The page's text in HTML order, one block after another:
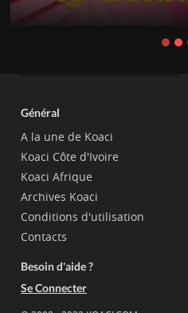
Général
A la une de Koaci
Koaci Côte d'Ivoire
Koaci Afrique
Archives Koaci
Conditions d'utilisation
Contacts
Besoin d'aide ?
Se Connecter